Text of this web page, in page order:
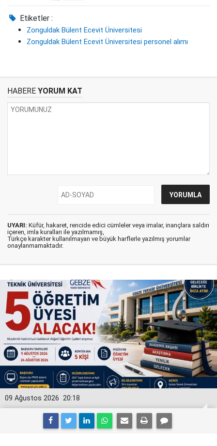
Etiketler :
Zonguldak Bülent Ecevit Üniversitesi
Zonguldak Bülent Ecevit Üniversitesi personel alımı
HABERE YORUM KAT
UYARI: Küfür, hakaret, rencide edici cümleler veya imalar, inançlara saldırı
içeren, imla kuralları ile yazılmamış,
Türkçe karakter kullanılmayan ve büyük harflerle yazılmış yorumlar
onaylanmamaktadır.
20:18
09 Ağustos 2026